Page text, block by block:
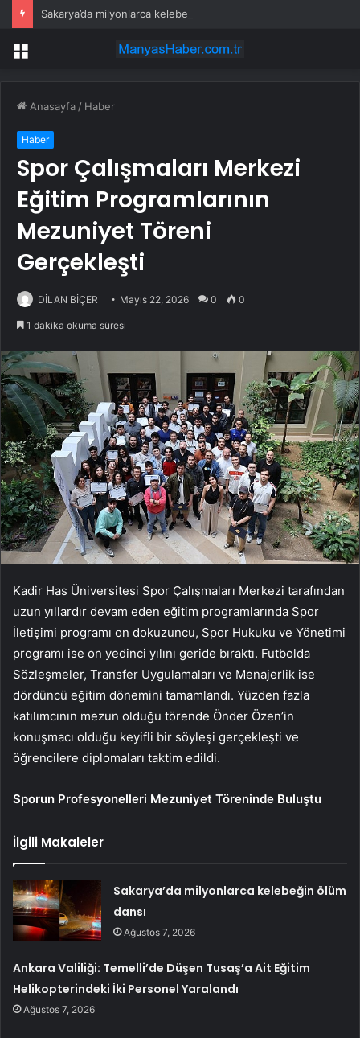
Sakarya’da milyonlarca kelebeğin ölüm dansı
Menü
Anasayfa / Haber
Haber
Spor Çalışmaları Merkezi
Eğitim Programlarının
Mezuniyet Töreni
Gerçekleşti
DİLAN BİÇER Mayıs 22, 2026 0 0
1 dakika okuma süresi
Kadir Has Üniversitesi Spor Çalışmaları Merkezi tarafından
uzun yıllardır devam eden eğitim programlarında Spor
İletişimi programı on dokuzuncu, Spor Hukuku ve Yönetimi
programı ise on yedinci yılını geride bıraktı. Futbolda
Sözleşmeler, Transfer Uygulamaları ve Menajerlik ise
dördüncü eğitim dönemini tamamlandı. Yüzden fazla
katılımcının mezun olduğu törende Önder Özen’in
konuşmacı olduğu keyifli bir söyleşi gerçekleşti ve
öğrencilere diplomaları taktim edildi.
Sporun Profesyonelleri Mezuniyet Töreninde Buluştu
İlgili Makaleler
Sakarya’da milyonlarca kelebeğin ölüm
dansı
Ağustos 7, 2026
Ankara Valiliği: Temelli’de Düşen Tusaş’a Ait Eğitim
Helikopterindeki İki Personel Yaralandı
Ağustos 7, 2026